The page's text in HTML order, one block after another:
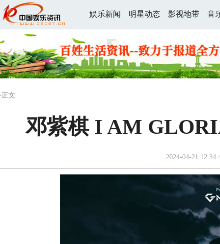
娱乐新闻 明星动态 影视地带 音
文
邓紫棋 I AM
2024-04-21